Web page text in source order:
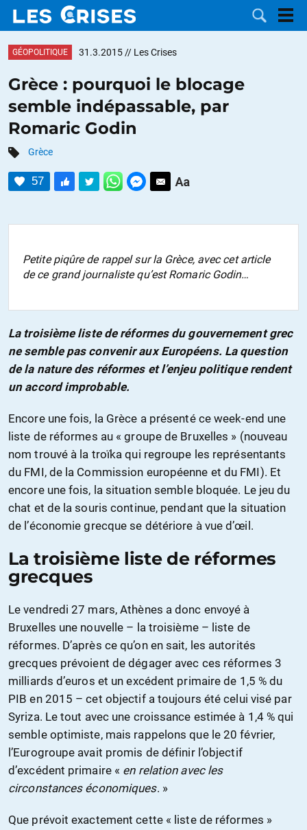
DOSSIERS
CATÉGORIES
MOTS CLÉS
NOUS
CONTACTER
FAIRE UN
GÉOPOLITIQUE 31.3.2015 // Les Crises
Grèce : pourquoi le blocage
semble indépassable, par
Romaric Godin
Grèce
57
Petite piqûre de rappel sur la Grèce, avec cet article
de ce grand journaliste qu’est Romaric Godin…
La troisième liste de réformes du gouvernement grec
ne semble pas convenir aux Européens. La question
de la nature des réformes et l’enjeu politique rendent
un accord improbable.
Encore une fois, la Grèce a présenté ce week-end une
liste de réformes au « groupe de Bruxelles » (nouveau
nom trouvé à la troïka qui regroupe les représentants
du FMI, de la Commission européenne et du FMI). Et
encore une fois, la situation semble bloquée. Le jeu du
chat et de la souris continue, pendant que la situation
de l’économie grecque se détériore à vue d’œil.
La troisième liste de réformes
grecques
Le vendredi 27 mars, Athènes a donc envoyé à
Bruxelles une nouvelle – la troisième – liste de
réformes. D’après ce qu’on en sait, les autorités
grecques prévoient de dégager avec ces réformes 3
milliards d’euros et un excédent primaire de 1,5 % du
PIB en 2015 – cet objectif a toujours été celui visé par
Syriza. Le tout avec une croissance estimée à 1,4 % qui
semble optimiste, mais rappelons que le 20 février,
l’Eurogroupe avait promis de définir l’objectif
d’excédent primaire « en relation avec les
circonstances économiques. »
Que prévoit exactement cette « liste de réformes »